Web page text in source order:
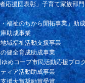
援団表彰」子育て家族部
福祉のちから開拓事業」助
助成事業
域福祉活動支援事業
健全育成助成事業
めコープ市民活動応援プロ
ィア活動助成事業
援大賞奨励賞受賞